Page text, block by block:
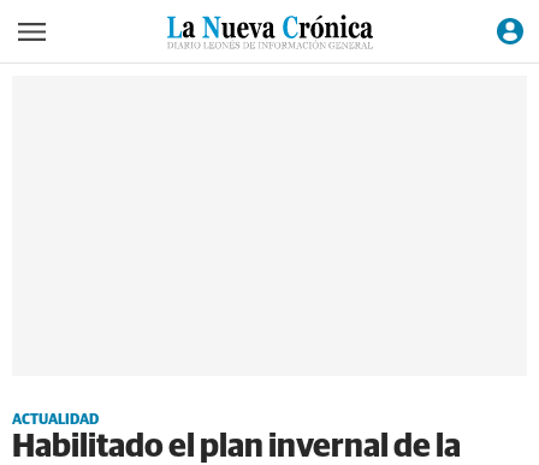
ACTUALIDAD
Habilitado el plan invernal de la